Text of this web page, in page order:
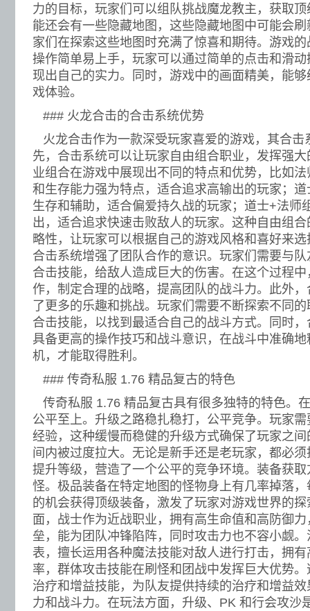
力的目标，玩家们可以组队挑战魔龙教主，获取
能还会有一些隐藏地图，这些隐藏地图中可能会
家们在探索这些地图时充满了惊喜和期待。游戏
操作简单易上手，玩家可以通过简单的点击和滑
现出自己的实力。同时，游戏中的画面精美，能
戏体验。
### 火龙合击的合击系统优势
火龙合击作为一款深受玩家喜爱的游戏，其合击
先，合击系统可以让玩家自由组合职业，发挥强
业组合在游戏中展现出不同的特点和优势，比如
和生存能力强为特点，适合追求高输出的玩家；
生存和辅助，适合偏爱持久战的玩家；道士+法师
出，适合追求快速击败敌人的玩家。这种自由组
略性，让玩家可以根据自己的游戏风格和喜好来
合击系统增强了团队合作的意识。玩家们需要与
合击技能，给敌人造成巨大的伤害。在这个过程
作，制定合理的战略，提高团队的战斗力。此外
了更多的乐趣和挑战。玩家们需要不断探索不同
合击技能，以找到最适合自己的战斗方式。同时
具备更高的操作技巧和战斗意识，在战斗中准确
机，才能取得胜利。
### 传奇私服 1.76 精品复古的特色
传奇私服 1.76 精品复古具有很多独特的特色。
公平至上。升级之路稳扎稳打，公平竞争。玩家
经验，这种缓慢而稳健的升级方式确保了玩家之
间内被过度拉大。无论是新手还是老玩家，都必
提升等级，营造了一个公平的竞争环境。装备获
怪。极品装备在特定地图的怪物身上有几率掉落
的机会获得顶级装备，激发了玩家对游戏世界的
面，战士作为近战职业，拥有高生命值和高防御
垒，能为团队冲锋陷阵，同时攻击力也不容小觑
表，擅长运用各种魔法技能对敌人进行打击，拥
率，群体攻击技能在刷怪和团战中发挥巨大优势
治疗和增益技能，为队友提供持续的治疗和增益
力和战斗力。在玩法方面，升级、PK 和行会攻沙